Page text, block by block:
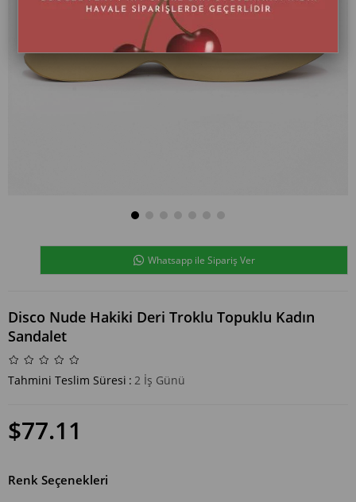
Whatsapp ile Sipariş Ver
Disco Nude Hakiki Deri Troklu Topuklu Kadın
Sandalet
Tahmini Teslim Süresi : 2 İş Günü
$77.11
Renk Seçenekleri